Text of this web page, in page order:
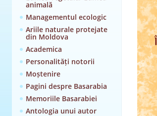
animală
Managementul ecologic
Ariile naturale protejate
din Moldova
Academica
Personalități notorii
Moștenire
Pagini despre Basarabia
Memoriile Basarabiei
Antologia unui autor